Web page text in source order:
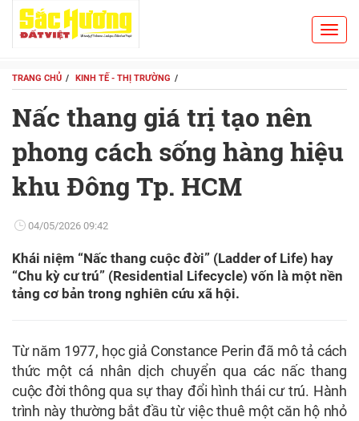
TRANG CHỦ KINH TẾ - THỊ TRƯỜNG
Nấc thang giá trị tạo nên
phong cách sống hàng hiệu
khu Đông Tp. HCM
04/05/2026 09:42
Khái niệm “Nấc thang cuộc đời” (Ladder of Life) hay
“Chu kỳ cư trú” (Residential Lifecycle) vốn là một nền
tảng cơ bản trong nghiên cứu xã hội.
Từ năm 1977, học giả Constance Perin đã mô tả cách
thức một cá nhân dịch chuyển qua các nấc thang
cuộc đời thông qua sự thay đổi hình thái cư trú. Hành
trình này thường bắt đầu từ việc thuê một căn hộ nhỏ